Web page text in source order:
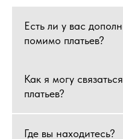
Есть ли у вас
помимо платьев?
Как я могу
платьев?
Где вы находитесь?